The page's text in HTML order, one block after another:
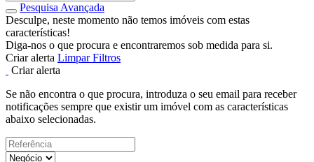
Pesquisa Avançada
Desculpe, neste momento não temos imóveis com estas
características!
Diga-nos o que procura e encontraremos sob medida para si.
Criar alerta Limpar Filtros
Criar alerta
Se não encontra o que procura, introduza o seu email para receber
notificações sempre que existir um imóvel com as características
abaixo selecionadas.